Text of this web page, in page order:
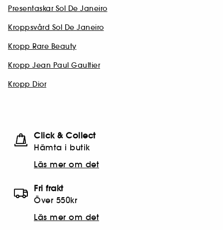
Presentaskar Sol De Janeiro
Kroppsvård Sol De Janeiro
Kropp Rare Beauty
Kropp Jean Paul Gaultier
Kropp Dior
Click & Collect
Hämta i butik​
Läs mer om det
Fri frakt
Över 550kr
Läs mer om det